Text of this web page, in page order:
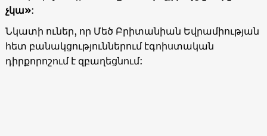
չկա»:
Նկատի ուներ, որ Մեծ Բրիտանիան Եվրամիության
հետ բանակցություններում էգոիստական
դիրքորոշում է զբաղեցնում: